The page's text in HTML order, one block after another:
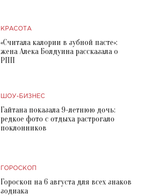
КРАСОТА
«Считала калории в зубной пасте»:
жена Алека Болдуина рассказала о
РПП
ШОУ-БИЗНЕС
Гайтана показала 9-летнюю дочь:
редкое фото с отдыха растрогало
поклонников
ГОРОСКОП
Гороскоп на 6 августа для всех знаков
зодиака